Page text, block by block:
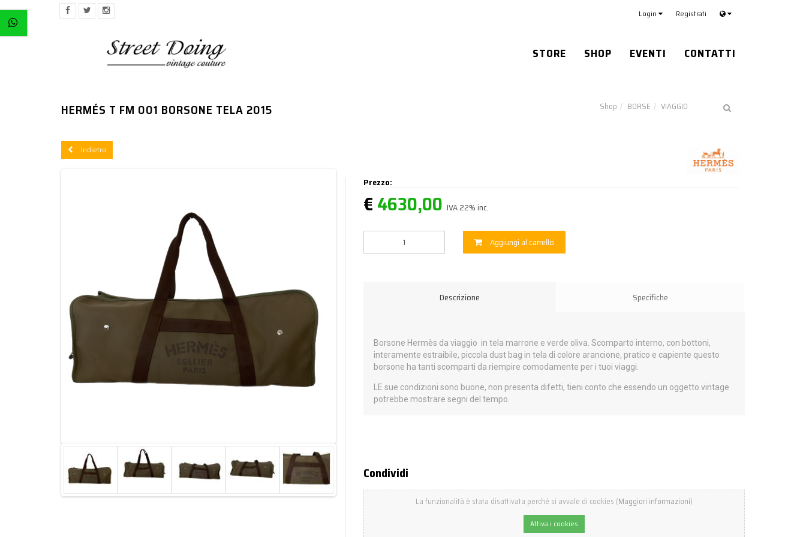
Login Registrati
STORE SHOP EVENTI CONTATTI
Shop BORSE VIAGGIO
HERMÉS T FM 001 BORSONE TELA 2015
Indietro
Prezzo:
€4630,00 IVA 22% inc.
Aggiungi al carrello
Descrizione Specifiche
Borsone Hermès da viaggio in tela marrone e verde oliva. Scomparto interno, con bottoni,
interamente estraibile, piccola dust bag in tela di colore arancione, pratico e capiente questo
borsone ha tanti scomparti da riempire comodamente per i tuoi viaggi.
LE sue condizioni sono buone, non presenta difetti, tieni conto che essendo un oggetto vintage
potrebbe mostrare segni del tempo.
Condividi
La funzionalità è stata disattivata perché si avvale di cookies (Maggiori informazioni)
Attiva i cookies